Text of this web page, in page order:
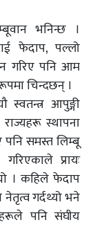
भनिन्छ ।
फेदाप, पल्लो
गरिए पनि आम
चिन्दछन् ।
आपुङ्गी
स्थापना
पनि समस्त लिम्बू
प्रायः
। कहिले फेदाप
गर्दथ्यो भने
पनि संघीय